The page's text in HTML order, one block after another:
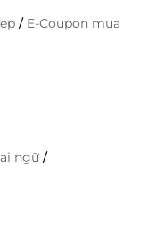
/ E-Coupon mua
ngữ/